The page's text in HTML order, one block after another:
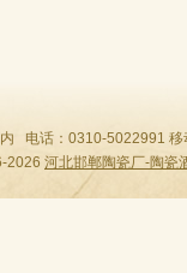
内 电话：0310-
2026 河北邯郸陶瓷厂-陶瓷